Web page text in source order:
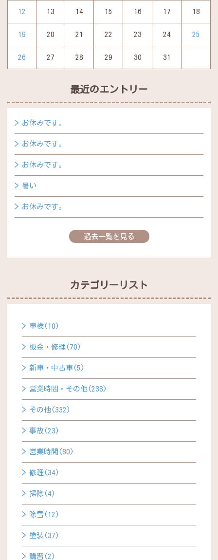
12 13 14 15 16 17 18
19 20 21 22 23 24 25
26 27 28 29 30 31
最近のエントリー
お休みです。
お休みです。
お休みです。
暑い
お休みです。
過去一覧を見る
カテゴリーリスト
車検(10)
板金・修理(70)
新車・中古車(5)
営業時間・その他(238)
その他(332)
事故(23)
営業時間(80)
修理(34)
掃除(4)
除雪(12)
塗装(37)
講習(2)